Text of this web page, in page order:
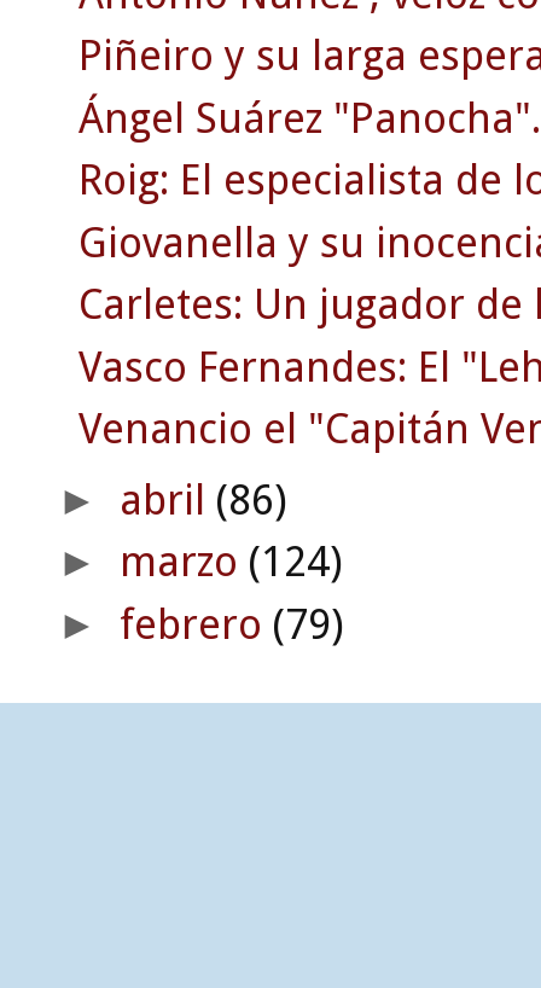
Piñeiro y su larga
Ángel Suárez "Panocha".
Roig: El especialista de
Giovanella y su
Carletes: Un jugador de
Vasco Fernandes: El
Venancio el "Capitán
► abril (86)
► marzo (124)
► febrero (79)